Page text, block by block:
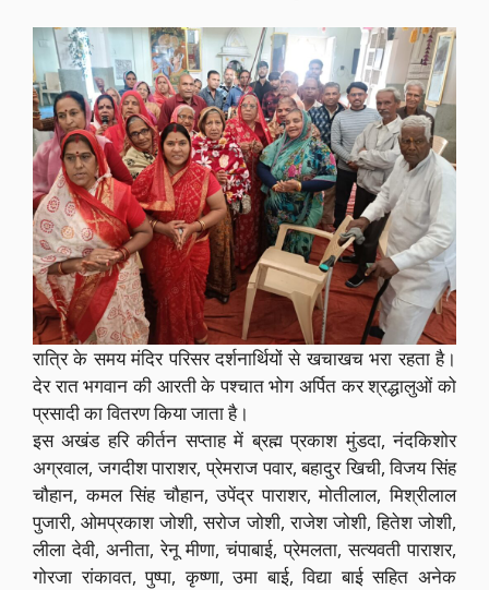
रात्रि के समय मंदिर परिसर दर्शनार्थियों से खचाखच भरा रहता है।
देर रात भगवान की आरती के पश्चात भोग अर्पित कर श्रद्धालुओं को
प्रसादी का वितरण किया जाता है।
इस अखंड हरि कीर्तन सप्ताह में ब्रह्म प्रकाश मुंडदा, नंदकिशोर
अग्रवाल, जगदीश पाराशर, प्रेमराज पवार, बहादुर खिची, विजय सिंह
चौहान, कमल सिंह चौहान, उपेंद्र पाराशर, मोतीलाल, मिश्रीलाल
पुजारी, ओमप्रकाश जोशी, सरोज जोशी, राजेश जोशी, हितेश जोशी,
लीला देवी, अनीता, रेनू मीणा, चंपाबाई, प्रेमलता, सत्यवती पाराशर,
गोरजा रांकावत, पुष्पा, कृष्णा, उमा बाई, विद्या बाई सहित अनेक